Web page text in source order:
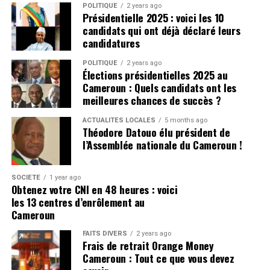
Les travaux accompagnent la mise en œuvre de
nouveaux textes conformes à la Zone de libre-échange
continentale africaine. L’Office accélère également le
déploiement du Système national de traçabilité unifié
du cacao, destiné à répondre aux nouvelles exigences
internationales, notamment européennes, tout en
sécurisant les exportations vers les marchés voisins.
UNE PROMESSE À CONFIRMER
Le ministère lie directement cette stratégie à une
meilleure rémunération des producteurs. « L’élément
nouveau, qui pourrait être déterminant pour
l’amélioration du prix au producteur, est la montée en
puissance de la transformation locale », affirme le
communiqué.
Les performances enregistrées en 2024-2025 semblent
conforter cette orientation. La progression simultanée
dernières infos
Cliquez ici
POLITIQUE 2 years ago
Présidentielle 2025 : voici les 10
candidats qui ont déjà déclaré leurs
candidatures
POLITIQUE 2 years ago
Élections présidentielles 2025 au
Cameroun : Quels candidats ont les
meilleures chances de succès ?
ACTUALITÉS LOCALES 5 months ago
Théodore Datouo élu président de
l’Assemblée nationale du Cameroun !
SOCIÉTÉ 1 year ago
Obtenez votre CNI en 48 heures : voici
les 13 centres d’enrôlement au
Cameroun
FAITS DIVERS 2 years ago
Frais de retrait Orange Money
Cameroun : Tout ce que vous devez